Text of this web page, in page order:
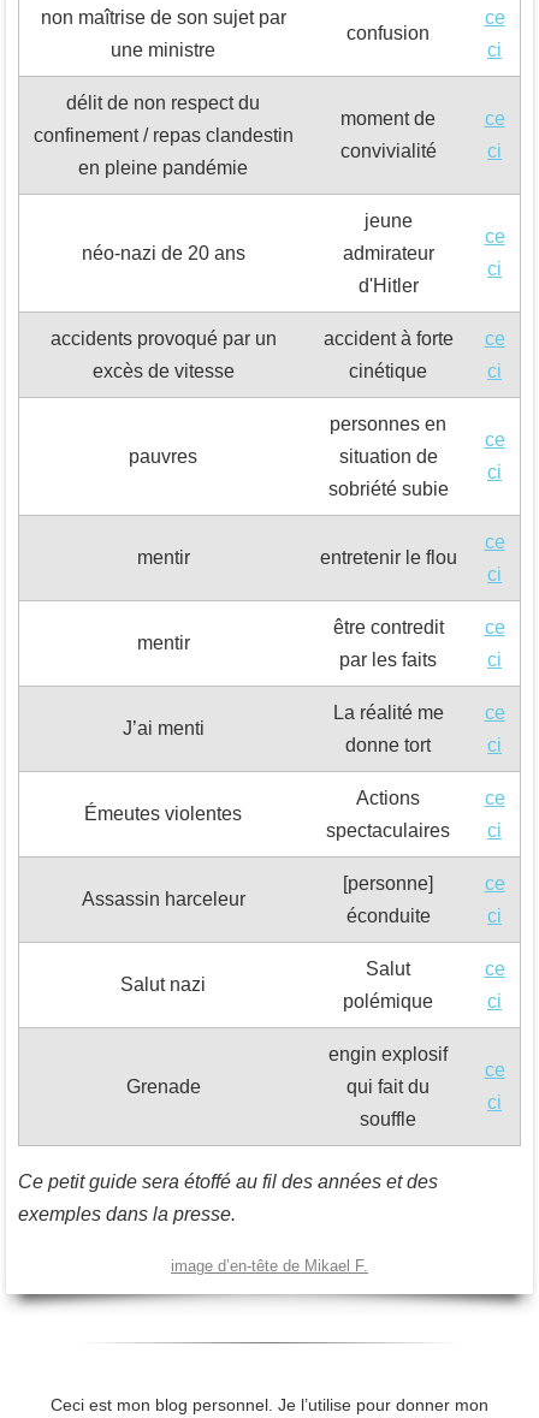
non maîtrise de son sujet par
une ministre
confusion
ce
ci
délit de non respect du
confinement / repas clandestin
en pleine pandémie
moment de
convivialité
ce
ci
néo-nazi de 20 ans
jeune
admirateur
d'Hitler
ce
ci
accidents provoqué par un
excès de vitesse
accident à forte
cinétique
ce
ci
pauvres
personnes en
situation de
sobriété subie
ce
ci
mentir entretenir le flou
ce
ci
mentir
être contredit
par les faits
ce
ci
J’ai menti
La réalité me
donne tort
ce
ci
Émeutes violentes
Actions
spectaculaires
ce
ci
Assassin harceleur
[personne]
éconduite
ce
ci
Salut nazi
Salut
polémique
ce
ci
Grenade
engin explosif
qui fait du
souffle
ce
ci
Ce petit guide sera étoffé au fil des années et des
exemples dans la presse.
image d’en-tête de Mikael F.
Ceci est mon blog personnel. Je l’utilise pour donner mon